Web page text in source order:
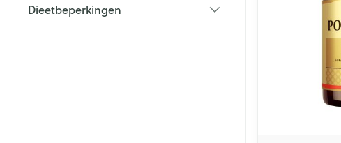
Dieetbeperkingen